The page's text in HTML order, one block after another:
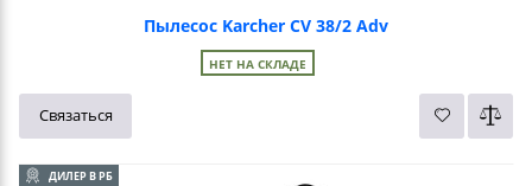
Пылесос Karcher CV 38/2 Adv
НЕТ НА СКЛАДЕ
Связаться
ДИЛЕР В РБ